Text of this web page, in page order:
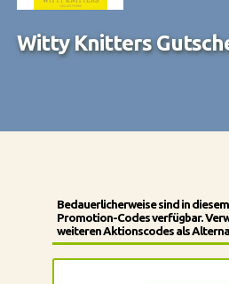
Witty Knitters
Bedauerlicherweise sind in
Promotion-Codes verfügbar.
weiteren Aktionscodes als